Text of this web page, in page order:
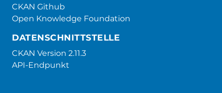
CKAN Github
Open Knowledge Foundation
DATENSCHNITTSTELLE
CKAN Version 2.11.3
API-Endpunkt